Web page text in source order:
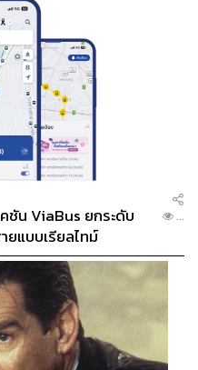
ชัน ViaBus ยกระดับ
แบบเรียลไทม์
...